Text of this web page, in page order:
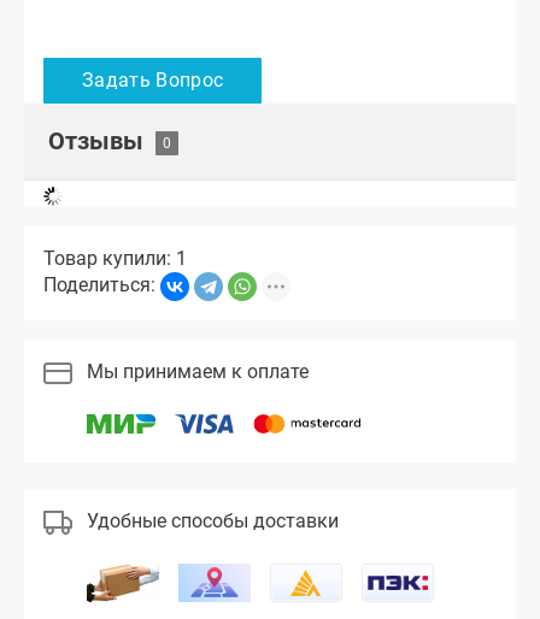
Отзывы
Товар купили: 1
Поделиться:
Мы принимаем к оплате
Удобные способы доставки